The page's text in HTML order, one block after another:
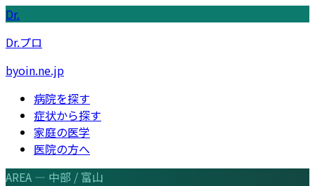
Dr.
Dr.プロ
byoin.ne.jp
病院を探す
症状から探す
家庭の医学
医院の方へ
AREA — 中部 / 富山